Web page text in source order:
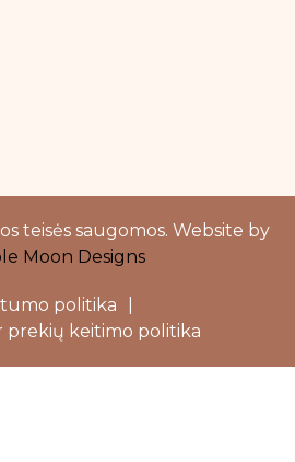
teisės saugomos. Website by
Moon Designs
politika
prekių keitimo politika